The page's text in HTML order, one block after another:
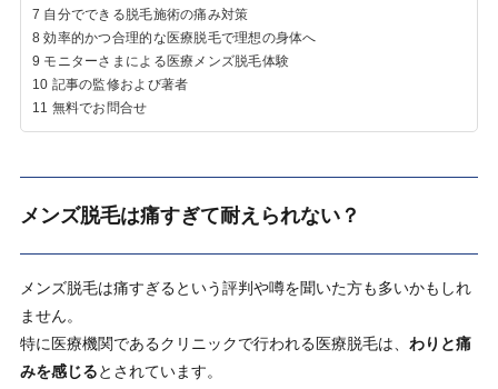
7 自分でできる脱毛施術の痛み対策
8 効率的かつ合理的な医療脱毛で理想の身体へ
9 モニターさまによる医療メンズ脱毛体験
10 記事の監修および著者
11 無料でお問合せ
メンズ脱毛は痛すぎて耐えられない？
メンズ脱毛は痛すぎるという評判や噂を聞いた方も多いかもしれ
ません。
特に医療機関であるクリニックで行われる医療脱毛は、 わりと痛
みを感じるとされています。